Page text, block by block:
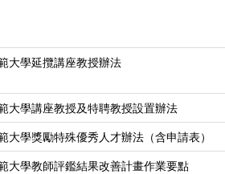
大學延攬講座教授辦法
大學講座教授及特聘教授設置辦法
大學獎勵特殊優秀人才辦法（含申請表）
大學教師評鑑結果改善計畫作業要點